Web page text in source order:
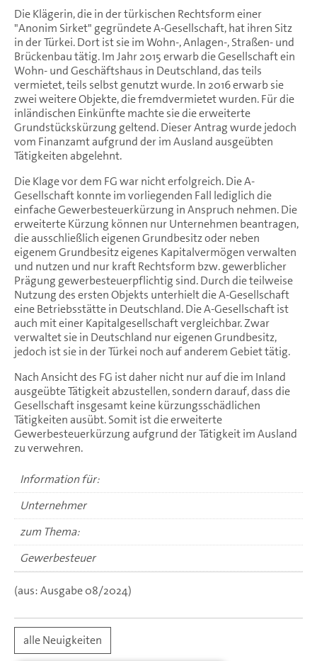
Die Klägerin, die in der türkischen Rechtsform einer
"Anonim Sirket" gegründete A-Gesellschaft, hat ihren Sitz
in der Türkei. Dort ist sie im Wohn-, Anlagen-, Straßen- und
Brückenbau tätig. Im Jahr 2015 erwarb die Gesellschaft ein
Wohn- und Geschäftshaus in Deutschland, das teils
vermietet, teils selbst genutzt wurde. In 2016 erwarb sie
zwei weitere Objekte, die fremdvermietet wurden. Für die
inländischen Einkünfte machte sie die erweiterte
Grundstückskürzung geltend. Dieser Antrag wurde jedoch
vom Finanzamt aufgrund der im Ausland ausgeübten
Tätigkeiten abgelehnt.
Die Klage vor dem FG war nicht erfolgreich. Die A-
Gesellschaft konnte im vorliegenden Fall lediglich die
einfache Gewerbesteuerkürzung in Anspruch nehmen. Die
erweiterte Kürzung können nur Unternehmen beantragen,
die ausschließlich eigenen Grundbesitz oder neben
eigenem Grundbesitz eigenes Kapitalvermögen verwalten
und nutzen und nur kraft Rechtsform bzw. gewerblicher
Prägung gewerbesteuerpflichtig sind. Durch die teilweise
Nutzung des ersten Objekts unterhielt die A-Gesellschaft
eine Betriebsstätte in Deutschland. Die A-Gesellschaft ist
auch mit einer Kapitalgesellschaft vergleichbar. Zwar
verwaltet sie in Deutschland nur eigenen Grundbesitz,
jedoch ist sie in der Türkei noch auf anderem Gebiet tätig.
Nach Ansicht des FG ist daher nicht nur auf die im Inland
ausgeübte Tätigkeit abzustellen, sondern darauf, dass die
Gesellschaft insgesamt keine kürzungsschädlichen
Tätigkeiten ausübt. Somit ist die erweiterte
Gewerbesteuerkürzung aufgrund der Tätigkeit im Ausland
zu verwehren.
Information für:
Unternehmer
zum Thema:
Gewerbesteuer
(aus: Ausgabe 08/2024)
alle Neuigkeiten